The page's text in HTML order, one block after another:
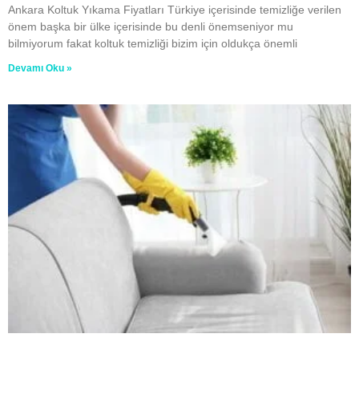
Ankara Koltuk Yıkama Fiyatları Türkiye içerisinde temizliğe verilen
önem başka bir ülke içerisinde bu denli önemseniyor mu
bilmiyorum fakat koltuk temizliği bizim için oldukça önemli
Devamı Oku »